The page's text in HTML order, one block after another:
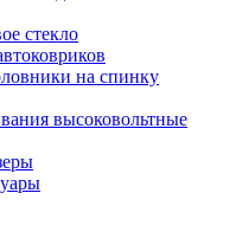
стекло
на спинку
высоковольтные